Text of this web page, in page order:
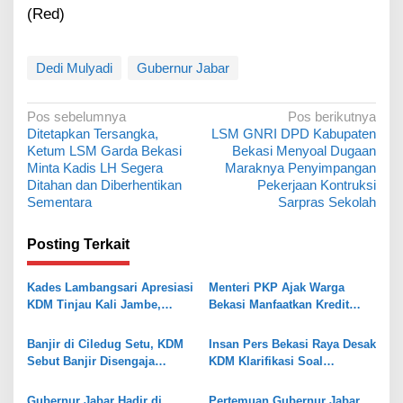
(Red)
Dedi Mulyadi Gubernur Jabar
N
a
v
i
a
s
i
o
s
Pos sebelumnya
Ditetapkan Tersangka,
Ketum LSM Garda Bekasi
Minta Kadis LH Segera
Ditahan dan Diberhentikan
Sementara
Pos berikutnya
LSM GNRI DPD Kabupaten
Bekasi Menyoal Dugaan
Maraknya Penyimpangan
Pekerjaan Kontruksi
Sarpras Sekolah
Posting Terkait
Kades Lambangsari Apresiasi
KDM Tinjau Kali Jambe,
Menteri PKP Ajak Warga
Bekasi Manfaatkan Kredit
FLPP
Banjir di Ciledug Setu, KDM
Sebut Banjir Disengaja
Proyek Polder
Insan Pers Bekasi Raya Desak
KDM Klarifikasi Soal
Kerjasama Media